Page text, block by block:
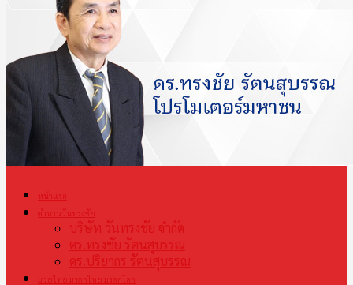
หน้าแรก
ตำนานวันทรงชัย
บริษัท วันทรงชัย จำกัด
ดร.ทรงชัย รัตนสุบรรณ
ดร.ปริยากร รัตนสุบรรณ
มวยไทย มรดกไทย มรดกโลก